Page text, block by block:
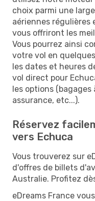
choix parmi une
aériennes régulières
vous offriront les
Vous pourrez ainsi
votre vol en
les dates et heures
vol direct pour
les options (bagages
assurance, etc...).
Réservez
vers Echuca
Vous trouverez sur
d'offres de billets
Australie. Profitez
eDreams France